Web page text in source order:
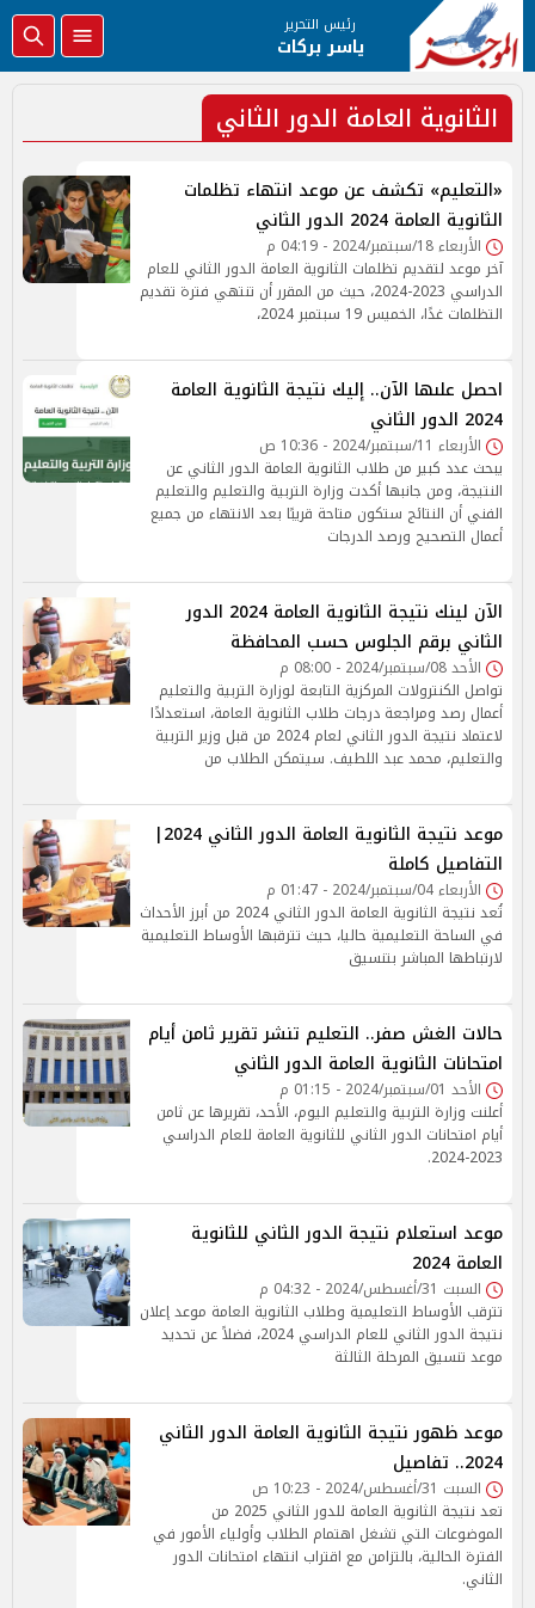
رئيس التحرير
ياسر بركات
الثانوية العامة الدور الثاني
«التعليم» تكشف عن موعد انتهاء تظلمات
الثانوية العامة 2024 الدور الثاني
الأربعاء 18/سبتمبر/2024 - 04:19 م
آخر موعد لتقديم تظلمات الثانوية العامة الدور الثاني للعام
الدراسي 2023-2024، حيث من المقرر أن تنتهي فترة تقديم
التظلمات غدًا، الخميس 19 سبتمبر 2024،
احصل علىها الآن.. إليك نتيجة الثانوية العامة
2024 الدور الثاني
الأربعاء 11/سبتمبر/2024 - 10:36 ص
يبحث عدد كبير من طلاب الثانوية العامة الدور الثاني عن
النتيجة، ومن جانبها أكدت وزارة التربية والتعليم والتعليم
الفني أن النتائج ستكون متاحة قريبًا بعد الانتهاء من جميع
أعمال التصحيح ورصد الدرجات
الآن لينك نتيجة الثانوية العامة 2024 الدور
الثاني برقم الجلوس حسب المحافظة
الأحد 08/سبتمبر/2024 - 08:00 م
تواصل الكنترولات المركزية التابعة لوزارة التربية والتعليم
أعمال رصد ومراجعة درجات طلاب الثانوية العامة، استعدادًا
لاعتماد نتيجة الدور الثاني لعام 2024 من قبل وزير التربية
والتعليم، محمد عبد اللطيف. سيتمكن الطلاب من
موعد نتيجة الثانوية العامة الدور الثاني 2024|
التفاصيل كاملة
الأربعاء 04/سبتمبر/2024 - 01:47 م
تُعد نتيجة الثانوية العامة الدور الثاني 2024 من أبرز الأحداث
في الساحة التعليمية حاليا، حيث تترقبها الأوساط التعليمية
لارتباطها المباشر بتنسيق
حالات الغش صفر.. التعليم تنشر تقرير ثامن أيام
امتحانات الثانوية العامة الدور الثاني
الأحد 01/سبتمبر/2024 - 01:15 م
أعلنت وزارة التربية والتعليم اليوم، الأحد، تقريرها عن ثامن
أيام امتحانات الدور الثاني للثانوية العامة للعام الدراسي
2023-2024.
موعد استعلام نتيجة الدور الثاني للثانوية
العامة 2024
السبت 31/أغسطس/2024 - 04:32 م
تترقب الأوساط التعليمية وطلاب الثانوية العامة موعد إعلان
نتيجة الدور الثاني للعام الدراسي 2024، فضلاً عن تحديد
موعد تنسيق المرحلة الثالثة
موعد ظهور نتيجة الثانوية العامة الدور الثاني
2024.. تفاصيل
السبت 31/أغسطس/2024 - 10:23 ص
تعد نتيجة الثانوية العامة للدور الثاني 2025 من
الموضوعات التي تشغل اهتمام الطلاب وأولياء الأمور في
الفترة الحالية، بالتزامن مع اقتراب انتهاء امتحانات الدور
الثاني.